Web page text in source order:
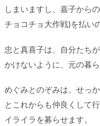
しまいますし、嘉子から
チョコチョ大作戦)を払い
忠と真喜子は、自分たち
かけないように、元の暮
めぐみとのぞみは、せっ
とこれからも仲良くして
イライラを募らせます。